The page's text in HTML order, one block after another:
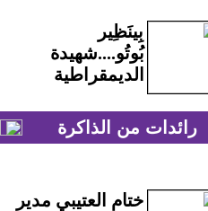
بِينَظِير
بُوتُو....شهيدة
الديمقراطية
رائدات من الذاكرة
ختام العتيبي مدير